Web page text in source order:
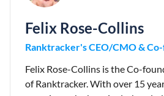
Felix Rose-Collins
Ranktracker's CEO/CMO &
Felix Rose-Collins is the Co-
of Ranktracker. With over 15